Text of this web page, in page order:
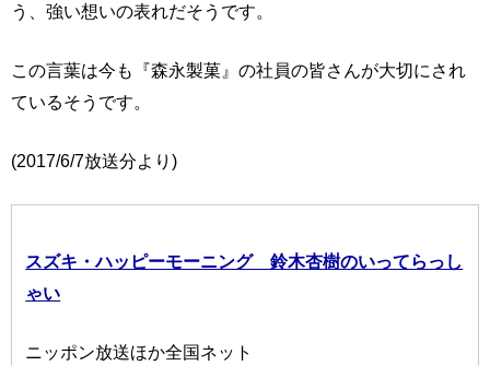
う、強い想いの表れだそうです。
この言葉は今も『森永製菓』の社員の皆さんが大切にされ
ているそうです。
(2017/6/7放送分より)
スズキ・ハッピーモーニング 鈴木杏樹のいってらっし
ゃい
ニッポン放送ほか全国ネット